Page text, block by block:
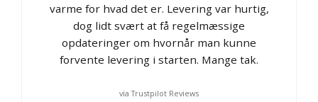
varme for hvad det er. Levering var hurtig,
dog lidt svært at få regelmæssige
opdateringer om hvornår man kunne
forvente levering i starten. Mange tak.
via Trustpilot Reviews